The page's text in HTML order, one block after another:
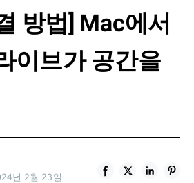
방법] Mac에서
이브가 공간을
년 2월 23일